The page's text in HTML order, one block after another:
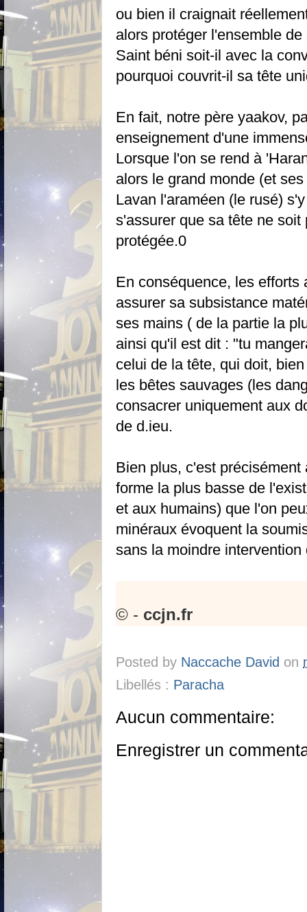
ou bien il craignait
alors protéger l'ensemble
Saint béni soit-il avec la
pourquoi couvrit-il sa tête
En fait, notre père yaakov,
enseignement d'une
Lorsque l'on se rend à
alors le grand monde (et
Lavan l'araméen (le rusé)
s'assurer que sa tête ne
protégée.0
En conséquence, les efforts
assurer sa subsistance
ses mains ( de la partie la
ainsi qu'il est dit : "tu
celui de la tête, qui doit,
les bêtes sauvages (les
consacrer uniquement aux
de d.ieu.
Bien plus, c'est
forme la plus basse de
et aux humains) que l'on
minéraux évoquent la
sans la moindre
© - ccjn.fr
Posted by Naccache David on
Libellés : Paracha
Aucun commentaire:
Enregistrer un